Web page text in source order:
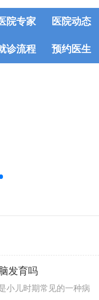
院专家 医院动态
诊流程 预约医生
发育吗
小儿时期常见的一种病